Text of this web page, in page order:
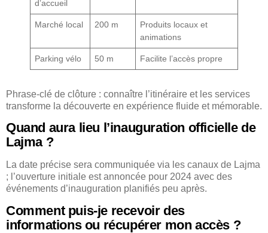
d’accueil
Marché local 200 m
Produits locaux et
animations
Parking vélo 50 m Facilite l’accès propre
Phrase-clé de clôture : connaître l’itinéraire et les services
transforme la découverte en expérience fluide et mémorable.
Quand aura lieu l’inauguration officielle de
Lajma ?
La date précise sera communiquée via les canaux de Lajma
; l’ouverture initiale est annoncée pour 2024 avec des
événements d’inauguration planifiés peu après.
Comment puis-je recevoir des
informations ou récupérer mon accès ?